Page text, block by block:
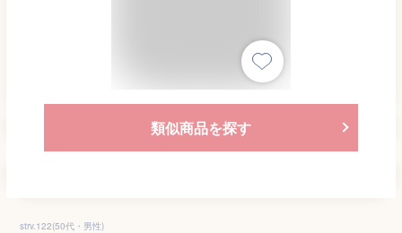
類似商品を探す
strv.122(50代・男性)